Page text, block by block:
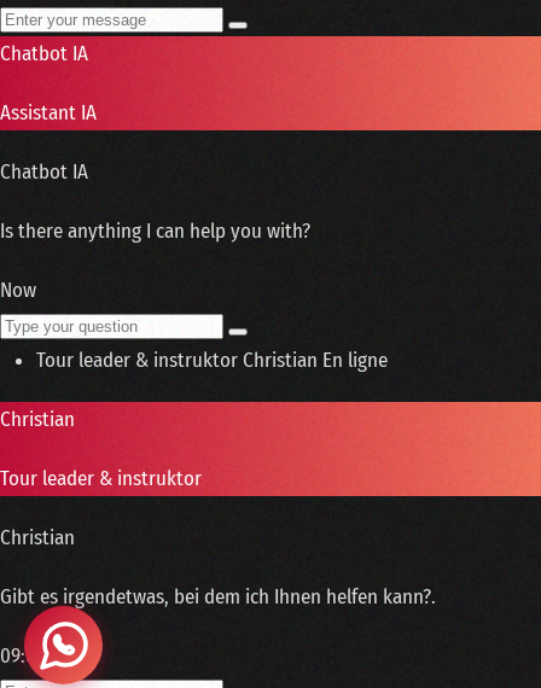
Chatbot IA
Assistant IA
Chatbot IA
Is there anything I can help you with?
Now
Tour leader & instruktorChristian En ligne
Christian
Tour leader & instruktor
Christian
Gibt es irgendetwas, bei dem ich Ihnen helfen kann?.
09:00